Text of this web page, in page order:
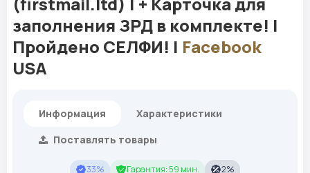
заполнения ЗРД в комплекте! |
Пройдено СЕЛФИ! | Facebook
USA
Информация
Характеристики
Поставлять товары
33% Гарантия: 59 мин. 2%